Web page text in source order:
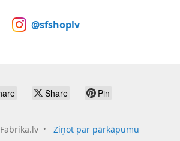
@sfshoplv
Share Pin
Ziņot par pārkāpumu